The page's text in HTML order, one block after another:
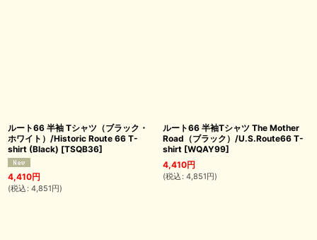
ルート66 半袖 Tシャツ（ブラック・
ホワイト）/Historic Route 66 T-
shirt (Black) [TSQB36]
4,410円
(税込 : 4,851円)
ルート66 半袖Tシャツ The Mother
Road（ブラック）/U.S.Route66 T-
shirt [WQAY99]
4,410円
(税込 : 4,851円)